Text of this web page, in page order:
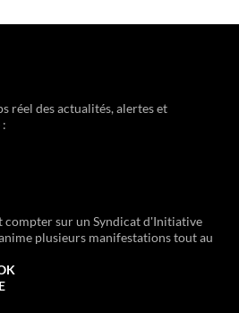
réel des actualités, alertes et
compter sur un Syndicat d'Initiative
plusieurs manifestations tout au